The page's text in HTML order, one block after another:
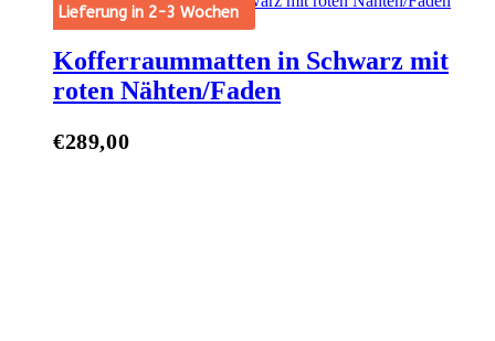
Lieferung in 2-3 Wochen
Kofferraummatten in Schwarz mit
roten Nähten/Faden
€289,00